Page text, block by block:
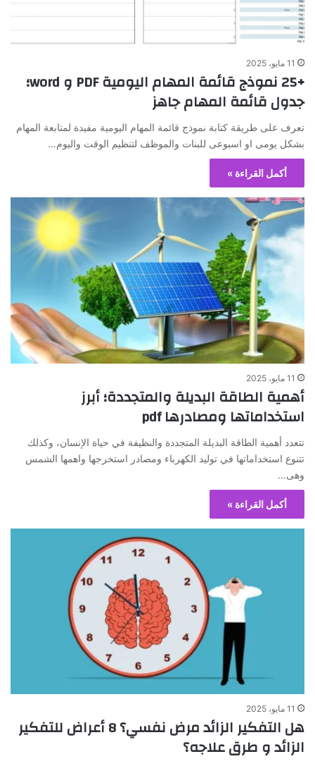
11 مايو، 2025
+25 نموذج قائمة المهام اليومية PDF و word؛
جدول قائمة المهام جاهز
تعرف على طريقة كتابة نموذج قائمة المهام اليومية مفيدة لمتابعة المهام
بشكل يومى او اسبوعى للبنات والموظف لتنظيم الوقت واليوم…
أكمل القراءة »
11 مايو، 2025
أهمية الطاقة البديلة والمتجددة؛ أبرز
استخداماتها ومصادرها pdf
تتعدد أهمية الطاقة البديلة المتجددة والنظيفة في حياة الإنسان، وكذلك
تتنوع استخداماتها في توليد الكهرباء ومصادر استخرجها واهمها الشمس
وهى…
أكمل القراءة »
11 مايو، 2025
هل التفكير الزائد مرض نفسي؟ 8 أعراض للتفكير
الزائد و طرق علاجه؟